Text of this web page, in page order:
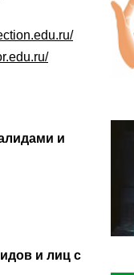
и
и лиц с